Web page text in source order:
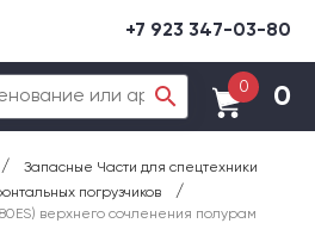
+7 923 347-03-80
0 0
/ Запасные Части для спецтехники
погрузчиков /
верхнего сочленения полурам